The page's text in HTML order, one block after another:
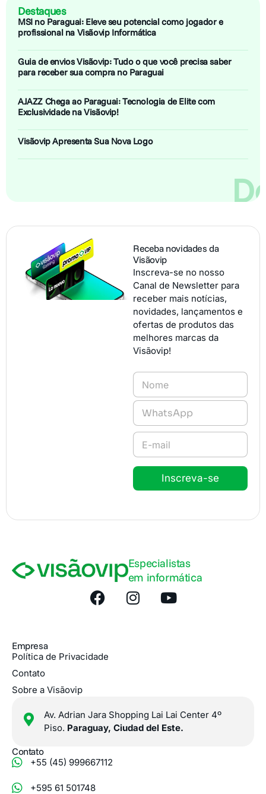
Destaques
MSI no Paraguai: Eleve seu potencial como jogador e
profissional na Visãovip Informática
Guia de envios Visãovip: Tudo o que você precisa saber
para receber sua compra no Paraguai
AJAZZ Chega ao Paraguai: Tecnologia de Elite com
Exclusividade na Visãovip!
Visãovip Apresenta Sua Nova Logo
Receba novidades da
Visãovip
Inscreva-se no nosso
Canal de Newsletter para
receber mais notícias,
novidades, lançamentos e
ofertas de produtos das
melhores marcas da
Visãovip!
N
m
*
T
l
e
n
e
E
m
a
l
Inscreva-se
Especialistas
em informática
Empresa
Política de Privacidade
Contato
Sobre a Visãovip
Av. Adrian Jara Shopping Lai Lai Center 4º
Piso. Paraguay, Ciudad del Este.
Contato
+55 (45) 999667112
+595 61 501748